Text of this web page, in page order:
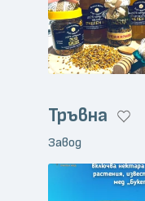
Тръвна
Завод